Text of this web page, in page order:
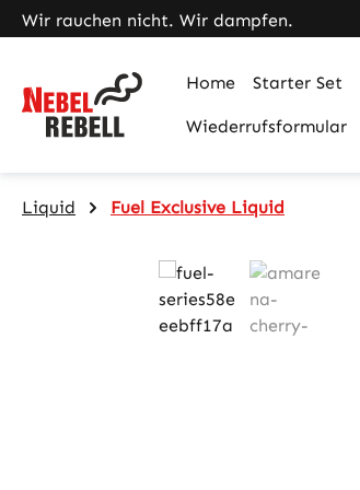
Hauptinhalt springen
Zur Suche springen
Zur Hauptnavigation springen
Wir rauchen nicht. Wir dampfen.
Home Starter Set
Wiederrufsformular
Liquid Fuel Exclusive Liquid